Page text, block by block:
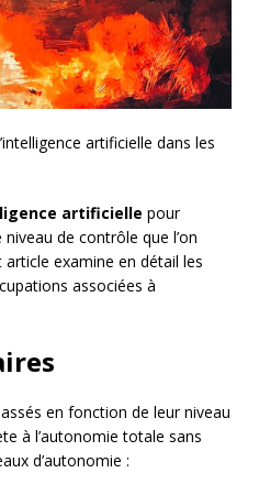
artificielle dans les
artificielle pour
de contrôle que l’on
article examine en détail les
associées à
en fonction de leur niveau
à l’autonomie totale sans
d’autonomie :